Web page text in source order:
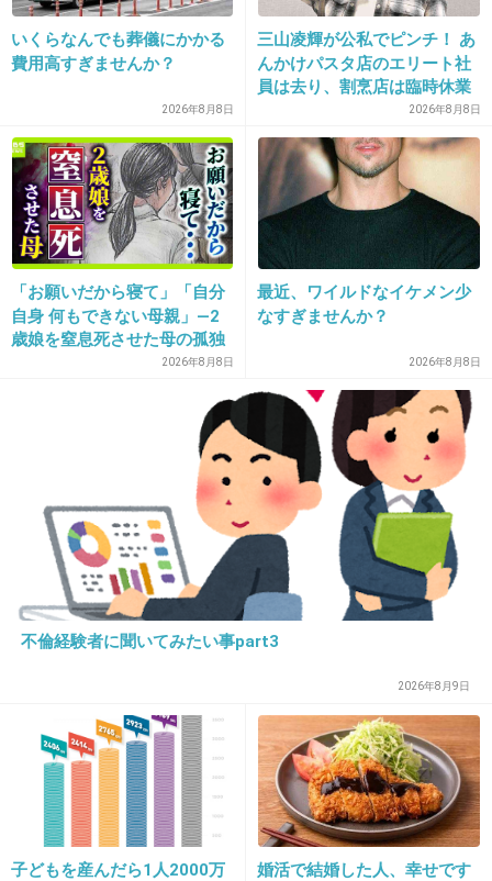
22. 匿名2014/03/06(木) 22:45:26
23. 匿名2014/03/06(木) 22:45:27
ママたれ嫌い
／⌒＼
/●)●)ヽ
／⌒＼ |
＼＿_／
オ 卞
+275 -26
篠原涼子はママだけどママタレなの？
+242 -51
25. 匿名 2014/03/06(木) 22:45:53
いくらなんでも葬儀にかかる
費用高すぎませんか？
2026年8月8日
三山凌輝が公私でピンチ！ あ
んかけパスタ店のエリート社
員は去り、割烹店は臨時休業
2026年8月8日
「お願いだから寝て」「自分
自身 何もできない母親」―2
歳娘を窒息死させた母の孤独
「娘は『ママどうして』と」
2026年8月8日
最近、ワイルドなイケメン少
なすぎませんか？
2026年8月8日
不倫経験者に聞いてみたい事part3
2026年8月9日
子どもを産んだら1人2000万
婚活で結婚した人、幸せです